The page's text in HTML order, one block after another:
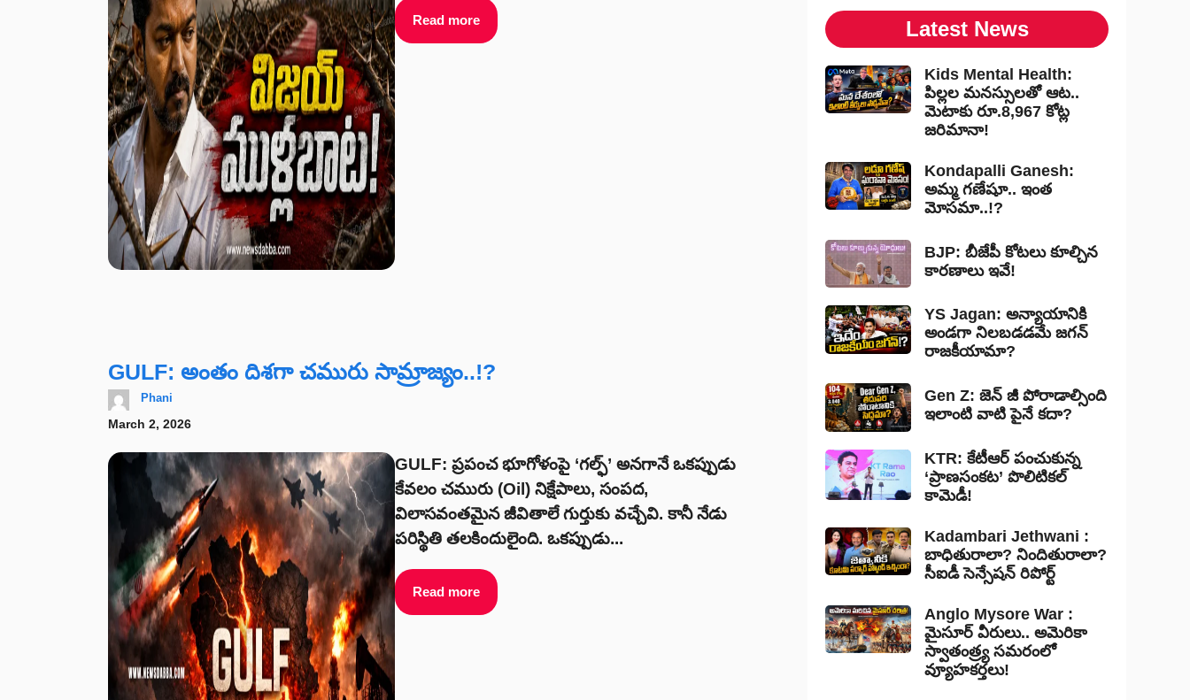
Read more
GULF: అంతం దిశగా చమురు సామ్రాజ్యం..!?
Phani
March 2, 2026
GULF: ప్రపంచ భూగోళంపై ‘గల్ఫ్’ అనగానే ఒకప్పుడు
కేవలం చమురు (Oil) నిక్షేపాలు, సంపద,
విలాసవంతమైన జీవితాలే గుర్తుకు వచ్చేవి. కానీ నేడు
పరిస్థితి తలకిందులైంది. ఒకప్పుడు...
Read more
Latest News
Kids Mental Health:
పిల్లల మనస్సులతో ఆట..
మెటాకు రూ.8,967 కోట్ల
జరిమానా!
Kondapalli Ganesh:
అమ్మ గణేషూ.. ఇంత
మోసమా..!?
BJP: బీజేపీ కోటలు కూల్చిన
కారణాలు ఇవే!
YS Jagan: అన్యాయానికి
అండగా నిలబడడమే జగన్
రాజకీయామా?
Gen Z: జెన్ జీ పోరాడాల్సింది
ఇలాంటి వాటి పైనే కదా?
KTR: కేటీఆర్ పంచుకున్న
‘ప్రాణసంకట’ పొలిటికల్
కామెడీ!
Kadambari Jethwani :
బాధితురాలా? నిందితురాలా?
సీఐడీ సెన్సేషన్ రిపోర్ట్
Anglo Mysore War :
మైసూర్ వీరులు.. అమెరికా
స్వాతంత్ర్య సమరంలో
వ్యూహకర్తలు!